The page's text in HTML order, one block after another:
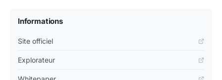
Informations
Site officiel
Explorateur